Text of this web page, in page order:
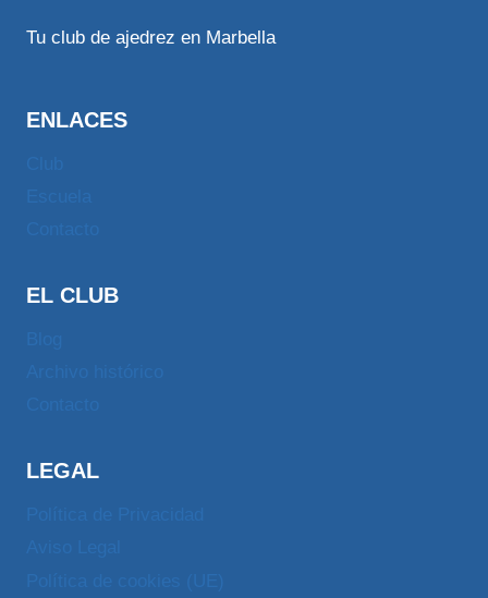
Tu club de ajedrez en Marbella
ENLACES
EL CLUB
LEGAL